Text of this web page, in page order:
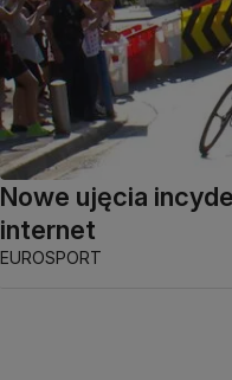
Nowe ujęcia
internet
EUROSPORT